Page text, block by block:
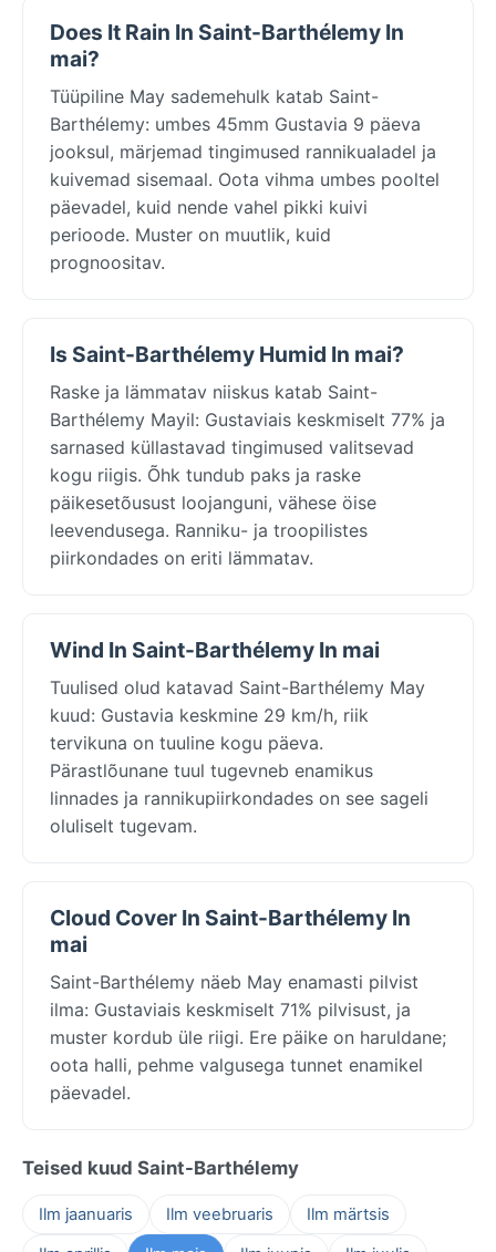
Does It Rain In Saint-Barthélemy In
mai?
Tüüpiline May sademehulk katab Saint-
Barthélemy: umbes 45mm Gustavia 9 päeva
jooksul, märjemad tingimused rannikualadel ja
kuivemad sisemaal. Oota vihma umbes pooltel
päevadel, kuid nende vahel pikki kuivi
perioode. Muster on muutlik, kuid
prognoositav.
Is Saint-Barthélemy Humid In mai?
Raske ja lämmatav niiskus katab Saint-
Barthélemy Mayil: Gustaviais keskmiselt 77% ja
sarnased küllastavad tingimused valitsevad
kogu riigis. Õhk tundub paks ja raske
päikesetõusust loojanguni, vähese öise
leevendusega. Ranniku- ja troopilistes
piirkondades on eriti lämmatav.
Wind In Saint-Barthélemy In mai
Tuulised olud katavad Saint-Barthélemy May
kuud: Gustavia keskmine 29 km/h, riik
tervikuna on tuuline kogu päeva.
Pärastlõunane tuul tugevneb enamikus
linnades ja rannikupiirkondades on see sageli
oluliselt tugevam.
Cloud Cover In Saint-Barthélemy In
mai
Saint-Barthélemy näeb May enamasti pilvist
ilma: Gustaviais keskmiselt 71% pilvisust, ja
muster kordub üle riigi. Ere päike on haruldane;
oota halli, pehme valgusega tunnet enamikel
päevadel.
Teised kuud Saint-Barthélemy
Ilm jaanuaris Ilm veebruaris
Ilm märtsis